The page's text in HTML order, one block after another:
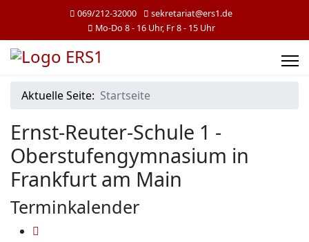
069/212-32000
sekretariat@ers1.de
Mo-Do 8 - 16 Uhr, Fr 8 - 15 Uhr
Aktuelle Seite: Startseite
Ernst-Reuter-Schule 1 -
Oberstufengymnasium in
Frankfurt am Main
Terminkalender